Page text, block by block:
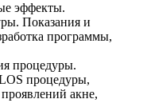
эффекты.
Показания и
программы,
процедуры.
процедуры,
акне,